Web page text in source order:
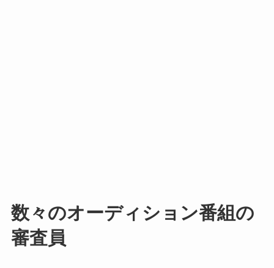
数々のオーディション番組の
審査員